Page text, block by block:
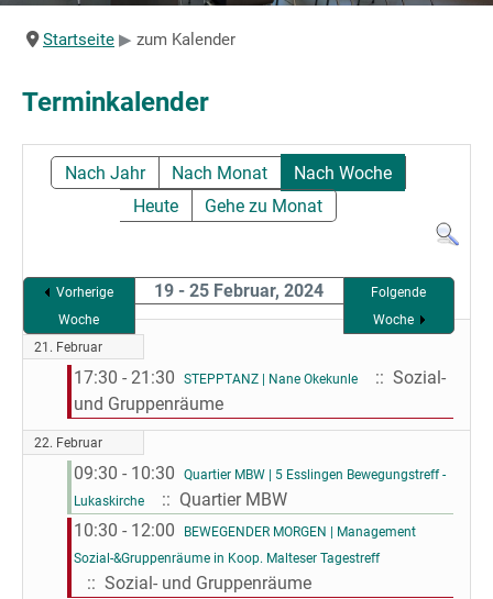
Angebote
Sportpark
Startseite zum Kalender
Terminkalender
Nach Jahr Nach Monat
Nach Woche
Heute
Gehe zu Monat
Vorherige
Woche
19 - 25 Februar, 2024
Folgende
Woche
21. Februar
17:30 - 21:30 STEPPTANZ | Nane Okekunle
:: Sozial-
und Gruppenräume
22. Februar
09:30 - 10:30
Quartier MBW | 5 Esslingen Bewegungstreff -
Lukaskirche
:: Quartier MBW
10:30 - 12:00
BEWEGENDER MORGEN | Management
Sozial-&Gruppenräume in Koop. Malteser Tagestreff
:: Sozial- und Gruppenräume